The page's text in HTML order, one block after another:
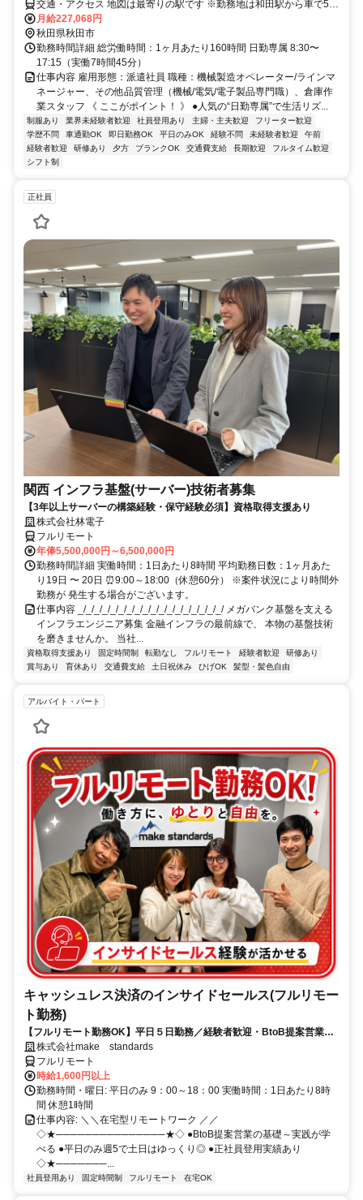
交通・アクセス 地図は最寄りの駅です ※勤務地は和田駅から車で5分
圏内 ※車通勤OK
月給227,068円
秋田県秋田市
勤務時間詳細 総労働時間：1ヶ月あたり160時間 日勤専属 8:30〜
17:15（実働7時間45分）
仕事内容 雇用形態：派遣社員 職種：機械製造オペレーター/ラインマ
ネージャー、その他品質管理（機械/電気/電子製品専門職）、倉庫作
業スタッフ 《 ここがポイント！ 》 ●人気の“日勤専属”で生活リズ...
制服あり 業界未経験者歓迎 社員登用あり 主婦・主夫歓迎
フリーター歓迎
学歴不問
車通勤OK 即日勤務OK 平日のみOK 経験不問 未経験者歓迎
午前
経験者歓迎
研修あり 夕方 ブランクOK 交通費支給 長期歓迎
フルタイム歓迎
シフト制
正社員
関西 インフラ基盤(サーバー)技術者募集
【3年以上サーバーの構築経験・保守経験必須】資格取得支援あり
株式会社林電子
フルリモート
年俸5,500,000円～6,500,000円
勤務時間詳細 実働時間：1日あたり8時間 平均勤務日数：1ヶ月あた
り19日 〜 20日 ⏰9:00～18:00（休憩60分） ※案件状況により時間外
勤務が 発生する場合がございます。
仕事内容 _/_/_/_/_/_/_/_/_/_/_/_/_/_/_/_/_/_/ メガバンク基盤を支える
インフラエンジニア募集 金融インフラの最前線で、 本物の基盤技術
を磨きませんか。 当社...
資格取得支援あり 固定時間制 転勤なし フルリモート 経験者歓迎
研修あり
賞与あり
育休あり 交通費支給 土日祝休み ひげOK 髪型・髪色自由
アルバイト・パート
キャッシュレス決済のインサイドセールス(フルリモー
ト勤務)
【フルリモート勤務OK】平日５日勤務／経験者歓迎・BtoB提案営業で
スキルアップ
株式会社make standards
フルリモート
時給1,600円以上
勤務時間・曜日: 平日のみ 9：00～18：00 実働時間：1日あたり8時
間 休憩1時間
仕事内容: ＼＼在宅型リモートワーク ／／
◇★───────────────★◇ ●BtoB提案営業の基礎～実践が学
べる ●平日のみ週5で土日はゆっくり◎ ●正社員登用実績あり
◇★───────...
社員登用あり 固定時間制 フルリモート 在宅OK